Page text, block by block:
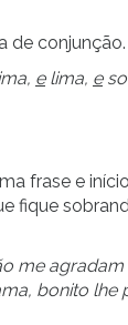
de conjunção.
elima, e
frase e
fique
me
bonito lhe